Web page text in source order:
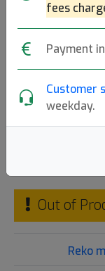
fees
Payment
Customer
weekday.
K1
Out of
Reko